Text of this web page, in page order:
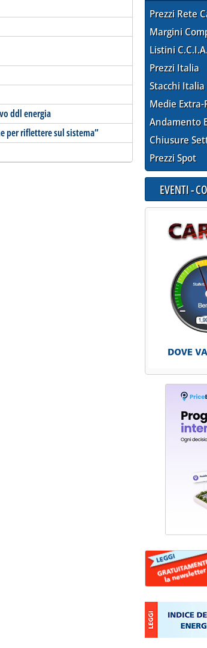
ddl energia
per riflettere sul sistema”
Prezzi Rete
Margini
Listini
Prezzi Italia
Stacchi Italia
Medie Extra-
Andamento
Chiusure
Prezzi Spot
EVENTI -